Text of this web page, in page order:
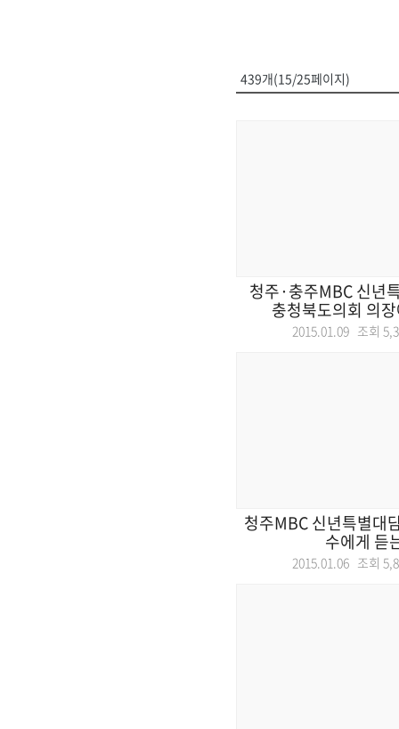
439개(15/25페이지)
청주·충주MBC 신년
충청북도의회 의
2015.01.09 조회
청주MBC 신년특별대
수에게 듣
2015.01.06 조회